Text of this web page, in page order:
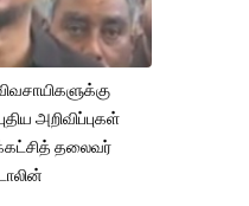
அறிவிப்புகள்
தலைவர்